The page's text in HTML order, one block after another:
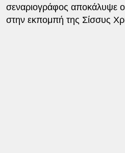
σεναριογράφος αποκάλυψε ο
στην εκπομπή της Σίσσυς